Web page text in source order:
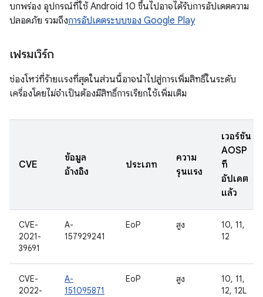
บกพร่อง อุปกรณ์ที่ใช้ Android 10 ขึ้นไปอาจได้รับการอัปเดตความ
ปลอดภัย รวมถึงการอัปเดตระบบของ Google Play
เฟรมเวิร์ก
ช่องโหว่ที่ร้ายแรงที่สุดในส่วนนี้อาจนำไปสู่การเพิ่มสิทธิ์ในระดับ
เครื่องโดยไม่จำเป็นต้องมีสิทธิ์การเรียกใช้เพิ่มเติม
CVE
ข้อมูล
อ้างอิง
ประเภท
ความ
รุนแรง
เวอร์ชัน
AOSP
ที่
อัปเดต
แล้ว
CVE-
2021-
39691
A-
157929241
EoP สูง
10, 11,
12
CVE-
2022-
A-
151095871
EoP สูง
10, 11,
12, 12L